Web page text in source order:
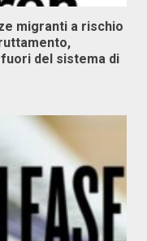
migranti a rischio
del sistema di